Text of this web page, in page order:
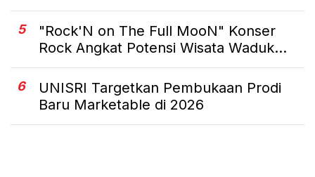
5
"Rock'N on The Full MooN" Konser
Rock Angkat Potensi Wisata Waduk...
6
UNISRI Targetkan Pembukaan Prodi
Baru Marketable di 2026